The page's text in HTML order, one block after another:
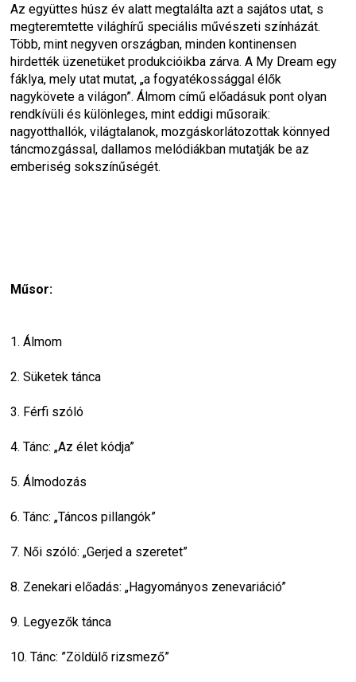
Az együttes húsz év alatt megtalálta azt a sajátos utat, s
megteremtette világhírű speciális művészeti színházát.
Több, mint negyven országban, minden kontinensen
hirdették üzenetüket produkcióikba zárva. A My Dream egy
fáklya, mely utat mutat, „a fogyatékossággal élők
nagykövete a világon”. Álmom című előadásuk pont olyan
rendkívüli és különleges, mint eddigi műsoraik:
nagyotthallók, világtalanok, mozgáskorlátozottak könnyed
táncmozgással, dallamos melódiákban mutatják be az
emberiség sokszínűségét.
Műsor:
1. Álmom
2. Süketek tánca
3. Férfi szóló
4. Tánc: „Az élet kódja”
5. Álmodozás
6. Tánc: „Táncos pillangók”
7. Női szóló: „Gerjed a szeretet”
8. Zenekari előadás: „Hagyományos zenevariáció”
9. Legyezők tánca
10. Tánc: ”Zöldülő rizsmező”